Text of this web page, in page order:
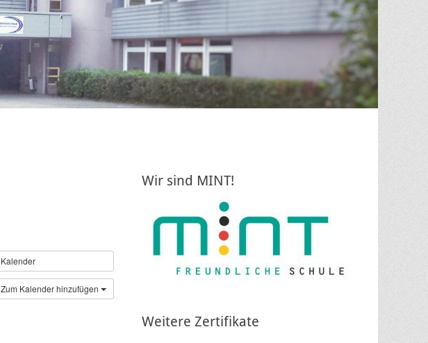
Kalender
Zum Kalender hinzufügen
Wir sind MINT!
Weitere Zertifikate